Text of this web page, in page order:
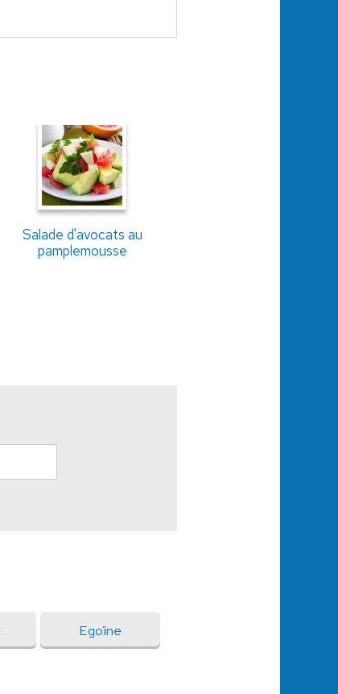
Salade d'avocats au
pamplemousse
Egoïne